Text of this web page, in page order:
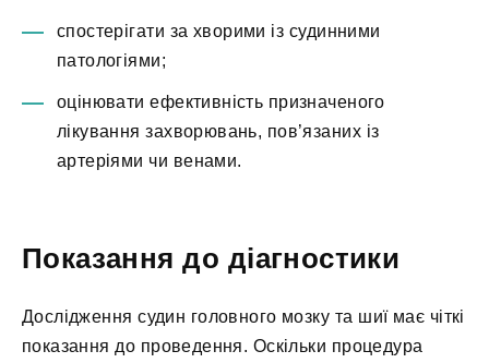
спостерігати за хворими із судинними
патологіями;
оцінювати ефективність призначеного
лікування захворювань, пов’язаних із
артеріями чи венами.
Показання до діагностики
Дослідження судин головного мозку та шиї має чіткі
показання до проведення. Оскільки процедура